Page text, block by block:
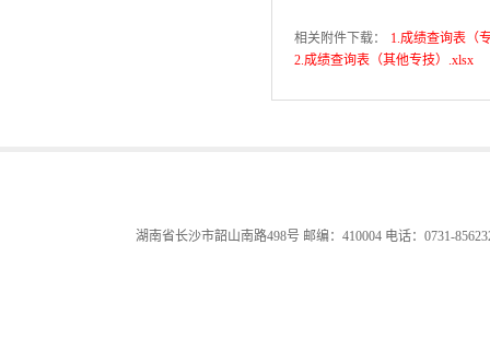
相关附件下载：
1.成绩查询表（
2.成绩查询表（其他专技）.xlsx
湖南省长沙市韶山南路498号 邮编：410004 电话：0731-